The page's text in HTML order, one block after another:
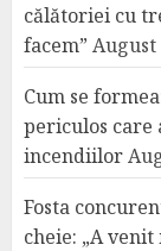
călătoriei cu
facem” August
Cum se
periculos care
incendiilor
Fosta
cheie: „A venit